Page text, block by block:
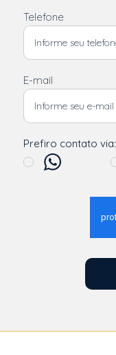
Telefone
E-mail
Prefiro contato via: